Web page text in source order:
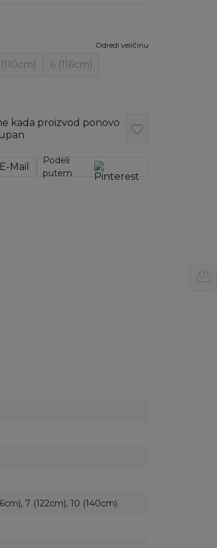
Odredi veličinu
6 (116cm)
kada proizvod ponovo
Podeli
putem
7 (122cm), 10 (140cm)